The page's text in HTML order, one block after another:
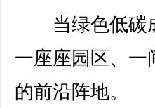
当绿色低碳
一座座园区、一
的前沿阵地。